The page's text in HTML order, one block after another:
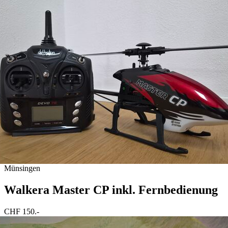
Münsingen
Walkera Master CP inkl. Fernbedienung
CHF 150.-